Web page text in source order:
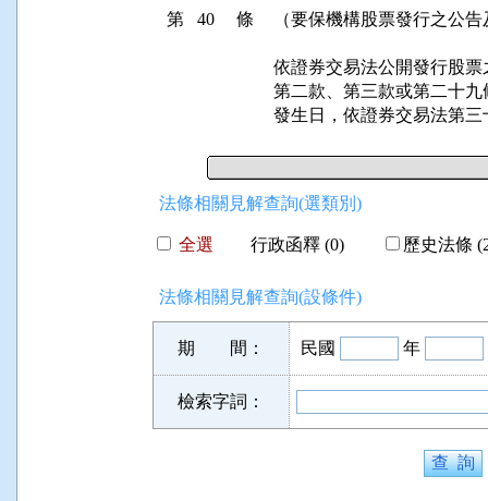
第 40 條
（要保機構股票發行之公
依證券交易法公開發行股
第二款、第三款或第二十
發生日，依證券交易法第
法條相關見解查詢(選類別)
全選 行政函釋 (0) 歷史法條
法條相關見解查詢(設條件)
期 間： 民國 年
檢索字詞：